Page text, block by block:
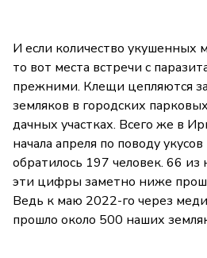
И если количество укушенных
то вот места встречи с
прежними. Клещи цепляются
земляков в городских
дачных участках. Всего же в
начала апреля по поводу
обратилось 197 человек. 66
эти цифры заметно ниже
Ведь к маю 2022-го через
прошло около 500 наших